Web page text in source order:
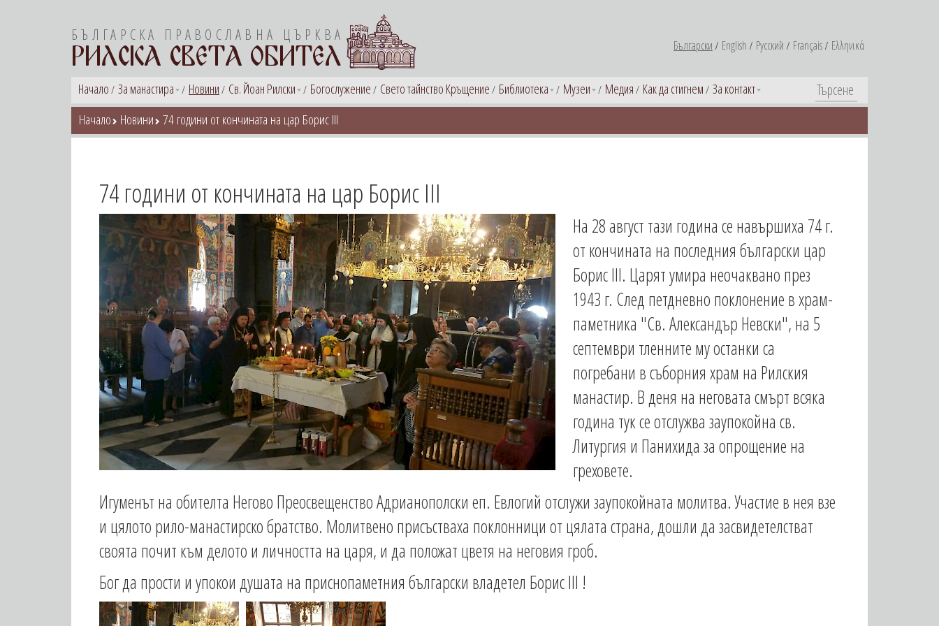
БЪЛГАРСКА ПРАВОСЛАВНА ЦЪРКВА
РИЛСКА СВЕТА ОБИТЕЛ Български English Русский Français Ελληνικά
Начало За манастира Новини Св. Йоан Рилски Богослужение Свето тайнство Кръщение Библиотека Музеи Медия Как да стигнем За контакт
Начало Новини 74 години от кончината на цар Борис III
74 години от кончината на цар Борис III
На 28 август тази година се навършиха 74 г.
от кончината на последния български цар
Борис III. Царят умира неочаквано през
1943 г. След петдневно поклонение в храм-
паметника "Св. Александър Невски", на 5
септември тленните му останки са
погребани в съборния храм на Рилския
манастир. В деня на неговата смърт всяка
година тук се отслужва заупокойна св.
Литургия и Панихида за опрощение на
греховете.
Игуменът на обителта Негово Преосвещенство Адрианополски еп. Евлогий отслужи заупокойната молитва. Участие в нея взе
и цялото рило-манастирско братство. Молитвено присъстваха поклонници от цялата страна, дошли да засвидетелстват
своята почит към делото и личността на царя, и да положат цветя на неговия гроб.
Бог да прости и упокои душата на приснопаметния български владетел Борис III !